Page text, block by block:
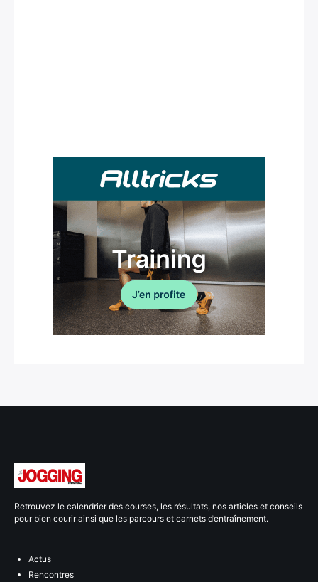
Retrouvez le calendrier des courses, les résultats, nos articles et conseils
pour bien courir ainsi que les parcours et carnets d’entraînement.
Actus
Rencontres